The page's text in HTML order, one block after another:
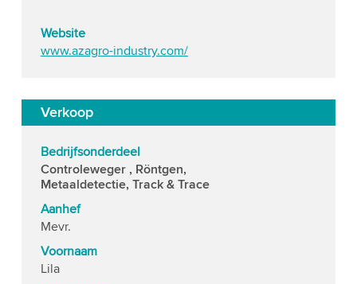
Website
www.azagro-industry.com/
Verkoop
Bedrijfsonderdeel
Controleweger , Röntgen,
Metaaldetectie, Track & Trace
Aanhef
Mevr.
Voornaam
Lila